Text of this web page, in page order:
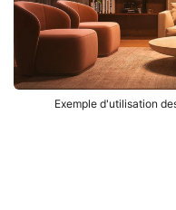
Exemple d'utilisation